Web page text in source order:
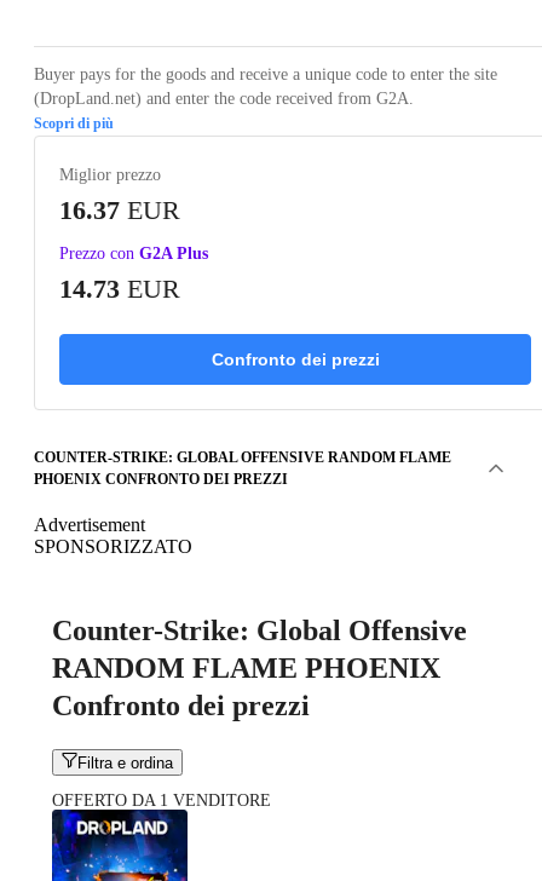
Buyer pays for the goods and receive a unique code to enter the site
(DropLand.net) and enter the code received from G2A.
Scopri di più
Miglior prezzo
16.37 EUR
Prezzo con G2A Plus
14.73 EUR
Confronto dei prezzi
COUNTER-STRIKE: GLOBAL OFFENSIVE RANDOM FLAME
PHOENIX CONFRONTO DEI PREZZI
Advertisement
SPONSORIZZATO
Counter-Strike: Global Offensive
RANDOM FLAME PHOENIX
Confronto dei prezzi
Filtra e ordina
OFFERTO DA 1 VENDITORE